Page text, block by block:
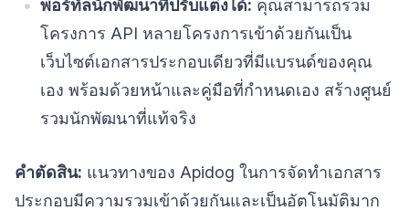
พอร์ทัลนักพัฒนาที่ปรับแต่งได้: คุณสามารถรวม
โครงการ API หลายโครงการเข้าด้วยกันเป็น
เว็บไซต์เอกสารประกอบเดียวที่มีแบรนด์ของคุณ
เอง พร้อมด้วยหน้าและคู่มือที่กำหนดเอง สร้างศูนย์
รวมนักพัฒนาที่แท้จริง
คำตัดสิน: แนวทางของ Apidog ในการจัดทำเอกสาร
ประกอบมีความรวมเข้าด้วยกันและเป็นอัตโนมัติมาก